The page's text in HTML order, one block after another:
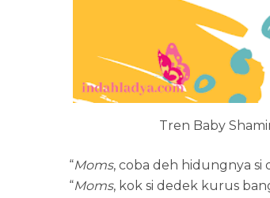
Tren Baby
“Moms, coba deh hidungnya si
“Moms, kok si dedek kurus